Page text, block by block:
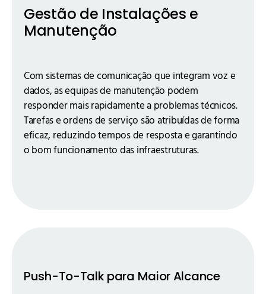
Gestão de Instalações e
Manutenção
Com sistemas de comunicação que integram voz e
dados, as equipas de manutenção podem
responder mais rapidamente a problemas técnicos.
Tarefas e ordens de serviço são atribuídas de forma
eficaz, reduzindo tempos de resposta e garantindo
o bom funcionamento das infraestruturas.
Push-To-Talk para Maior Alcance